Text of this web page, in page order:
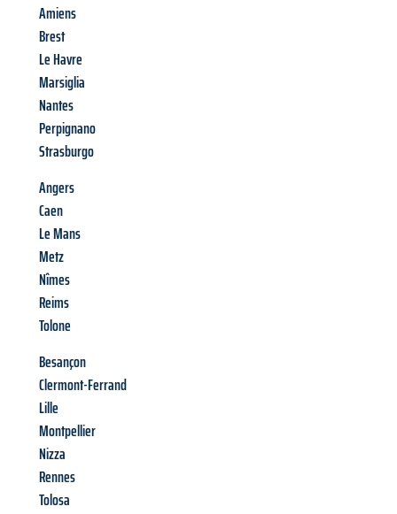
Amiens
Brest
Le Havre
Marsiglia
Nantes
Perpignano
Strasburgo
Angers
Caen
Le Mans
Metz
Nîmes
Reims
Tolone
Besançon
Clermont-Ferrand
Lille
Montpellier
Nizza
Rennes
Tolosa